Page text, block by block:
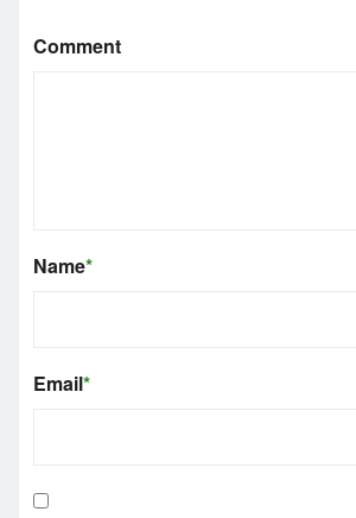
Comment
Name*
Email*